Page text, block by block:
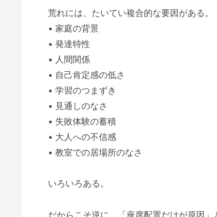
荒れには、たいてい複合的な要因がある。
• 家庭の背景
• 発達特性
• 人間関係
• 自己肯定感の低さ
• 学習のつまずき
• 見通しのなさ
• 失敗体験の蓄積
• 大人への不信感
• 教室での居場所のなさ
いろいろある。
だからこそ逆に、「座席配置だけが原因」